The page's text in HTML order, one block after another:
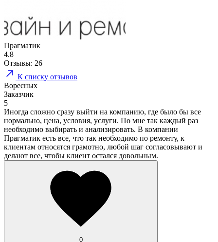
Прагматик
4.8
Отзывы: 26
К списку отзывов
Воресных
Заказчик
5
Иногда сложно сразу выйти на компанию, где было бы все
нормально, цена, условия, услуги. По мне так каждый раз
необходимо выбирать и анализировать. В компании
Прагматик есть все, что так необходимо по ремонту, к
клиентам относятся грамотно, любой шаг согласовывают и
делают все, чтобы клиент остался довольным.
0